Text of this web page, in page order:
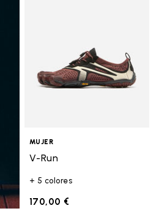
MUJER
V-Run
+ 5 colores
170,00 €